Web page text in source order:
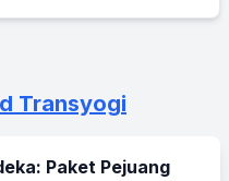
Transyogi
Paket Pejuang